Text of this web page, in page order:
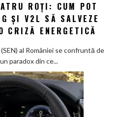
Bateria
de
pe
roți:
tehnologiile
V2G
și
V2L
ROȚI: CUM POT
ȘI V2L SĂ SALVEZE
CRIZĂ ENERGETICĂ
al României se confruntă de
paradox din ce...